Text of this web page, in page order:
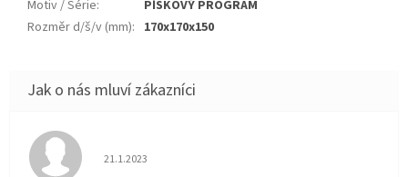
Motiv / Série:
PÍSKOVÝ PROGRAM
Rozměr d/š/v (mm): 170x170x150
Hodnocení obchodu je 5 z 5 hvězdiček.
21.1.2023